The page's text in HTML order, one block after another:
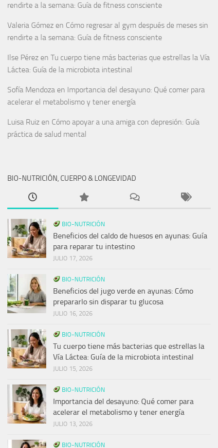
rendirte a la semana: Guía de fitness consciente
Valeria Gómez en Cómo regresar al gym después de meses sin
rendirte a la semana: Guía de fitness consciente
Ilse Pérez en Tu cuerpo tiene más bacterias que estrellas la Vía
Láctea: Guía de la microbiota intestinal
Sofía Mendoza en Importancia del desayuno: Qué comer para
acelerar el metabolismo y tener energía
Luisa Ruiz en Cómo apoyar a una amiga con depresión: Guía
práctica de salud mental
BIO-NUTRICIÓN, CUERPO & LONGEVIDAD
BIO-NUTRICIÓN
Beneficios del caldo de huesos en ayunas: Guía
para reparar tu intestino
JULIO 17, 2026
BIO-NUTRICIÓN
Beneficios del jugo verde en ayunas: Cómo
prepararlo sin disparar tu glucosa
JULIO 16, 2026
BIO-NUTRICIÓN
Tu cuerpo tiene más bacterias que estrellas la
Vía Láctea: Guía de la microbiota intestinal
JULIO 15, 2026
BIO-NUTRICIÓN
Importancia del desayuno: Qué comer para
acelerar el metabolismo y tener energía
JULIO 13, 2026
BIO-NUTRICIÓN